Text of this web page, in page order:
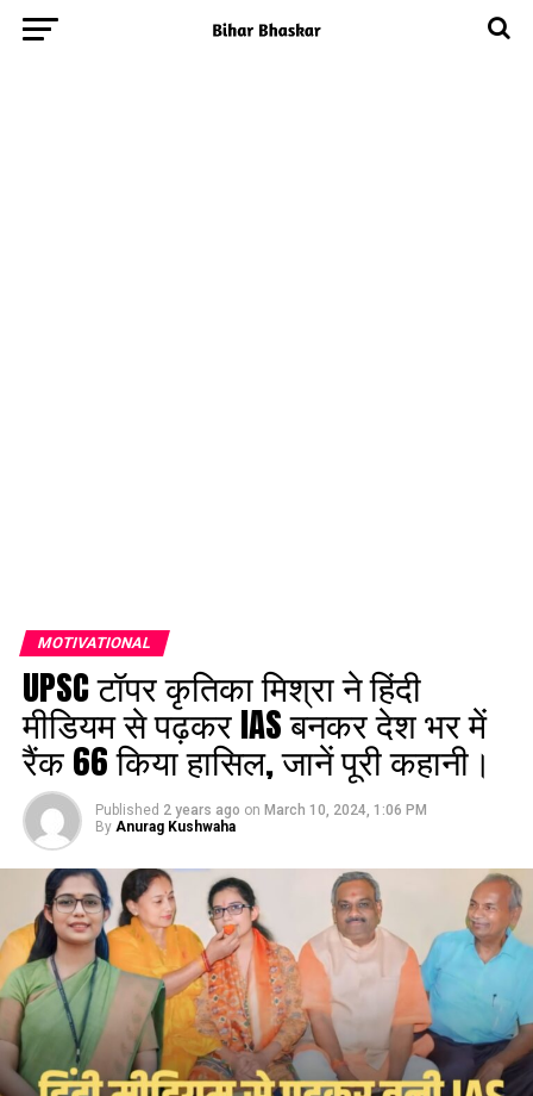
MOTIVATIONAL
UPSC टॉपर कृतिका मिश्रा ने हिंदी
मीडियम से पढ़कर IAS बनकर देश भर में
रैंक 66 किया हासिल, जानें पूरी कहानी।
Published 2 years ago on March 10, 2024, 1:06 PM
By Anurag Kushwaha